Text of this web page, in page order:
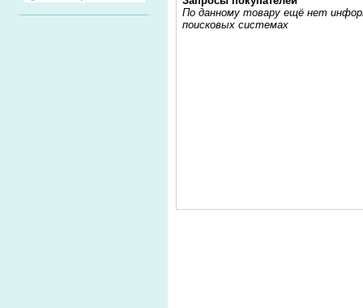
По данному товару ещё нет
поисковых системах